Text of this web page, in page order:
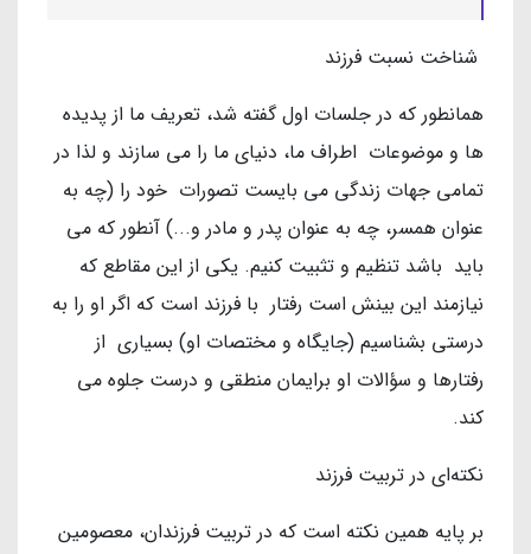
شناخت نسبت فرزند
همانطور که در جلسات اول گفته شد، تعریف ما از پدیده
ها و موضوعات اطراف ما، دنیای ما را می سازند و لذا در
تمامی جهات زندگی می بایست تصورات خود را (چه به
عنوان همسر، چه به عنوان پدر و مادر و...) آنطور که می
باید باشد تنظیم و تثبیت کنیم. یکی از این مقاطع که
نیازمند این بینش است رفتار با فرزند است که اگر او را به
درستی بشناسیم (جایگاه و مختصات او) بسیاری از
رفتارها و سؤالات او برایمان منطقی و درست جلوه می
کند.
نکته‌ای در تربیت فرزند
بر پایه همین نکته است که در تربیت فرزندان، معصومین